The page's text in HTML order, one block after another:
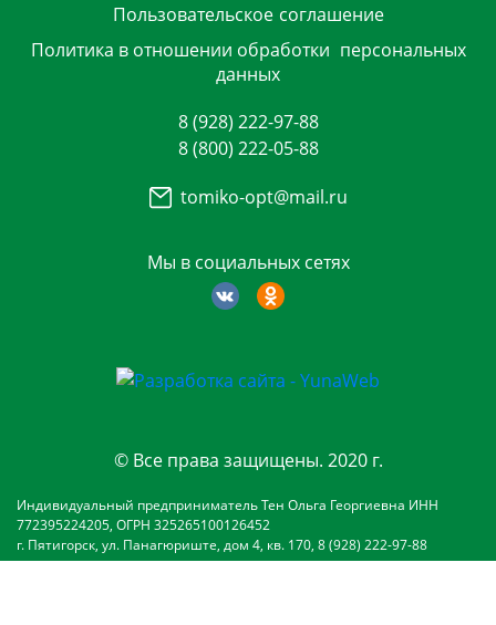
Пользовательское соглашение
Политика в отношении обработки персональных
данных
Мы в социальных сетях
8 (928) 222-97-88
8 (800) 222-05-88
tomiko-opt@mail.ru
© Все права защищены. 2020 г.
Индивидуальный предприниматель Тен Ольга Георгиевна ИНН
772395224205, ОГРН 325265100126452
г. Пятигорск, ул. Панагюриште, дом 4, кв. 170, 8 (928) 222-97-88